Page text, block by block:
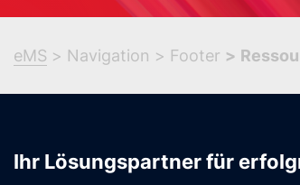
eMS Navigation Footer
Ihr Lösungspartner für